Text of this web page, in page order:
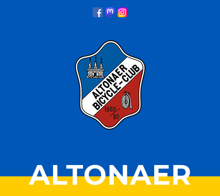
ALTONAER